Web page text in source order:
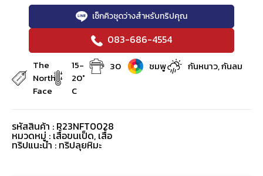
เช็กคิวชุดว่างสำหรับทริปคุณ
083-686-4554
The
North
Face
15-
20°
C
30 ชมพู กันหนาว, กันลม
รหัสสินค้า : R23NFT0028
หมวดหมู่ : เสื้อขนเป็ด, เสื้อ
ทริปแนะนำ : ทริปลุยหิมะ